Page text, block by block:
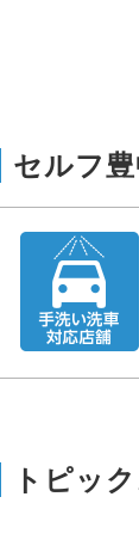
セルフ
トピッ